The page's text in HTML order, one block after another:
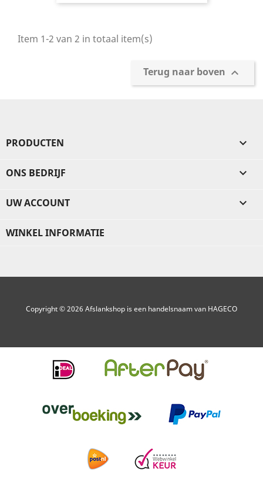
Item 1-2 van 2 in totaal item(s)
Terug naar boven 
PRODUCTEN 
ONS BEDRIJF 
UW ACCOUNT 
WINKEL INFORMATIE
Copyright © 2026 Afslankshop is een handelsnaam van HAGECO